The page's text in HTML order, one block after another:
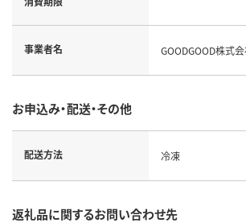
事業者名 GOODGOOD株式
お申込み・配送・その他
配送方法 冷凍
返礼品に関するお問い合わせ先